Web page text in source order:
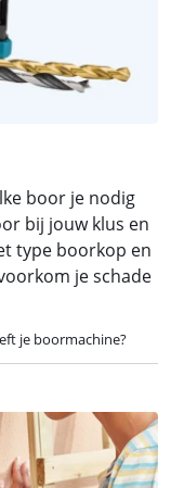
boor je nodig
bij jouw klus en
type boorkop en
je schade
je boormachine?